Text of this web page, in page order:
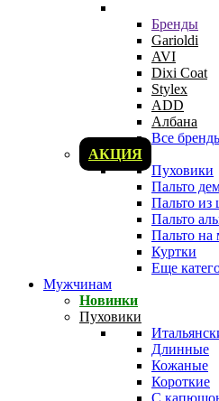
Бренды
Garioldi
AVI
Dixi Coat
Stylex
ADD
Албана
Все
АКЦИЯ
Пуховики
Пальто
Пальто из
Пальто
Пальто на
Куртки
Еще
Мужчинам
Новинки
Пуховики
Длинные
Кожаные
Короткие
С